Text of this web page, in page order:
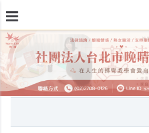
最新消息 關於晚晴